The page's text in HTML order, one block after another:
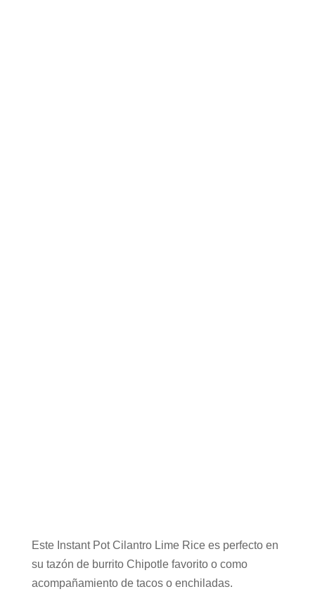
Este Instant Pot Cilantro Lime Rice es perfecto en
su tazón de burrito Chipotle favorito o como
acompañamiento de tacos o enchiladas.